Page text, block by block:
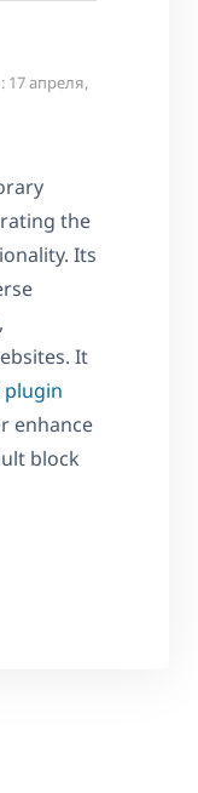
17 апреля,
the
Its
It
plugin
enhance
block